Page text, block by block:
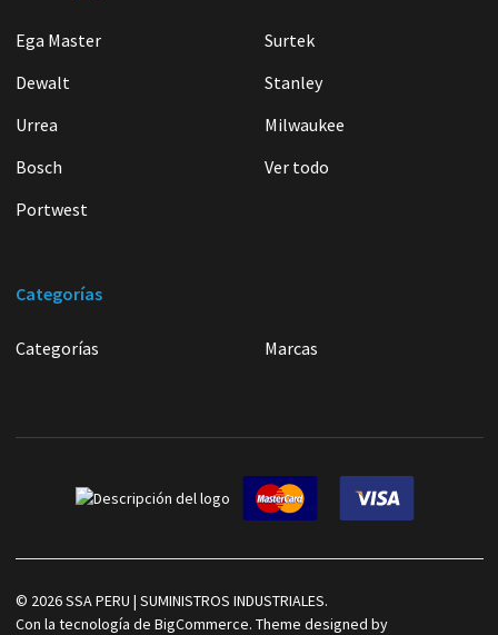
Ega Master
Dewalt
Urrea
Bosch
Portwest
Surtek
Stanley
Milwaukee
Ver todo
Categorías
Categorías Marcas
© 2026SSA PERU | SUMINISTROS INDUSTRIALES.
Con la tecnología de BigCommerce. Theme designed by